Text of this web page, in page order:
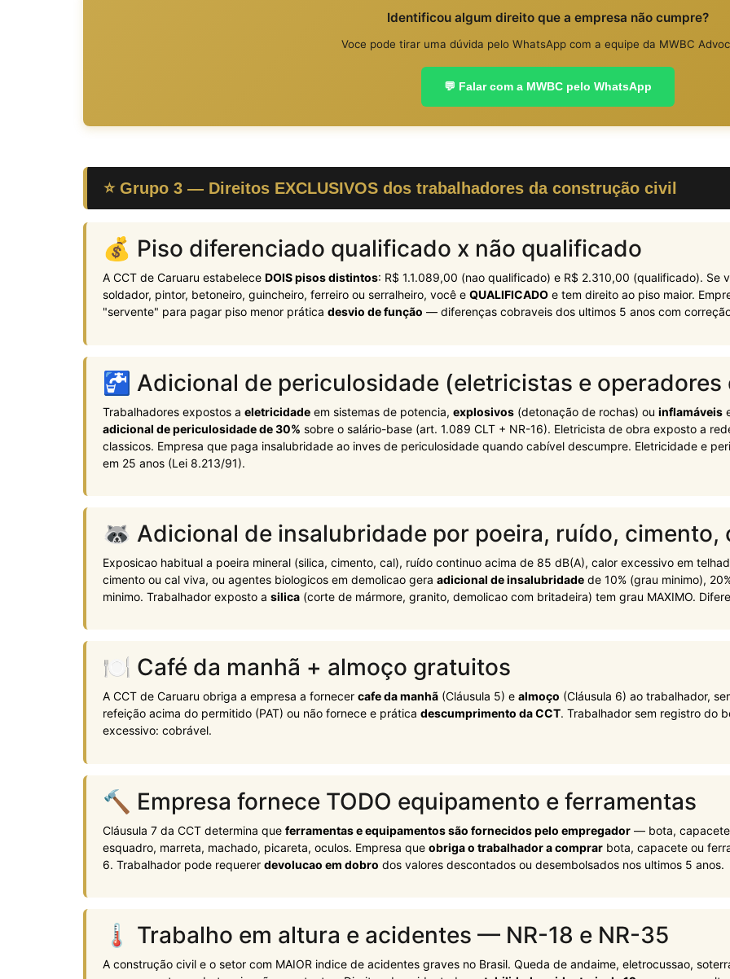
Identificou algum direito que a empresa não cumpre?
Voce pode tirar uma dúvida pelo WhatsApp com a equipe da MWBC
💬 Falar com a MWBC pelo WhatsApp
⭐ Grupo 3 — Direitos EXCLUSIVOS dos trabalhadores da construção civil
💰 Piso diferenciado qualificado x não qualificado
A CCT de Caruaru estabelece DOIS pisos distintos: R$ 1.1.089,00 (nao qualificado) e R$ 2.310,00 (qualificado).
soldador, pintor, betoneiro, guincheiro, ferreiro ou serralheiro, você e QUALIFICADO e tem direito ao piso maior.
"servente" para pagar piso menor prática desvio de função — diferenças cobraveis dos ultimos 5 anos com
🚰 Adicional de periculosidade (eletricistas e operadores
Trabalhadores expostos a eletricidade em sistemas de potencia, explosivos (detonação de rochas) ou inflamáveis
adicional de periculosidade de 30% sobre o salário-base (art. 1.089 CLT + NR-16). Eletricista de obra exposto a
classicos. Empresa que paga insalubridade ao inves de periculosidade quando cabível descumpre. Eletricidade e
em 25 anos (Lei 8.213/91).
🦝 Adicional de insalubridade por poeira, ruído, cimento,
Exposicao habitual a poeira mineral (silica, cimento, cal), ruído continuo acima de 85 dB(A), calor excessivo em
cimento ou cal viva, ou agentes biologicos em demolicao gera adicional de insalubridade de 10% (grau minimo),
minimo. Trabalhador exposto a silica (corte de mármore, granito, demolicao com britadeira) tem grau MAXIMO.
🍽 Café da manhã + almoço gratuitos
A CCT de Caruaru obriga a empresa a fornecer cafe da manhã (Cláusula 5) e almoço (Cláusula 6) ao trabalhador,
refeição acima do permitido (PAT) ou não fornece e prática descumprimento da CCT. Trabalhador sem registro do
excessivo: cobrável.
🔨 Empresa fornece TODO equipamento e ferramentas
Cláusula 7 da CCT determina que ferramentas e equipamentos são fornecidos pelo empregador — bota,
esquadro, marreta, machado, picareta, oculos. Empresa que obriga o trabalhador a comprar bota, capacete ou
6. Trabalhador pode requerer devolucao em dobro dos valores descontados ou desembolsados nos ultimos 5 anos.
🌡️ Trabalho em altura e acidentes — NR-18 e NR-35
A construção civil e o setor com MAIOR indice de acidentes graves no Brasil. Queda de andaime, eletrocussao,